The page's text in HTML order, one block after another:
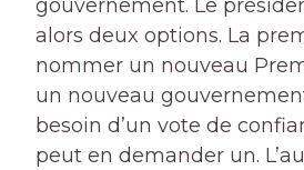
gouvernement. Le
alors deux options. La
nommer un nouveau
un nouveau
besoin d’un vote de
peut en demander un.